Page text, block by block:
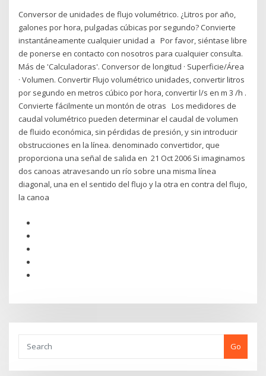
Conversor de unidades de flujo volumétrico. ¿Litros por año,
galones por hora, pulgadas cúbicas por segundo? Convierte
instantáneamente cualquier unidad a Por favor, siéntase libre
de ponerse en contacto con nosotros para cualquier consulta.
Más de 'Calculadoras'. Conversor de longitud · Superficie/Área
· Volumen. Convertir Flujo volumétrico unidades, convertir litros
por segundo en metros cúbico por hora, convertir l/s en m 3 /h .
Convierte fácilmente un montón de otras Los medidores de
caudal volumétrico pueden determinar el caudal de volumen
de fluido económica, sin pérdidas de presión, y sin introducir
obstrucciones en la línea. denominado convertidor, que
proporciona una señal de salida en 21 Oct 2006 Si imaginamos
dos canoas atravesando un río sobre una misma línea
diagonal, una en el sentido del flujo y la otra en contra del flujo,
la canoa
Go